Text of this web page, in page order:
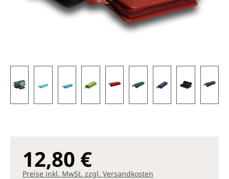
12,80 €
Preise inkl. MwSt. zzgl. Versandkosten